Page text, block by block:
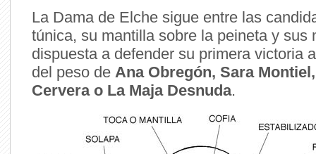
La Dama de Elche sigue entre las
túnica, su mantilla sobre la peineta y sus
dispuesta a defender su primera victoria
del peso de Ana Obregón, Sara
Cervera o La Maja Desnuda.